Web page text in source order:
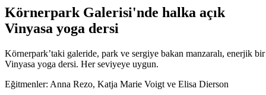
Körnerpark Galerisi'nde halka açık
Vinyasa yoga dersi
Körnerpark’taki galeride, park ve sergiye bakan manzaralı, enerjik bir
Vinyasa yoga dersi. Her seviyeye uygun.
Eğitmenler: Anna Rezo, Katja Marie Voigt ve Elisa Dierson